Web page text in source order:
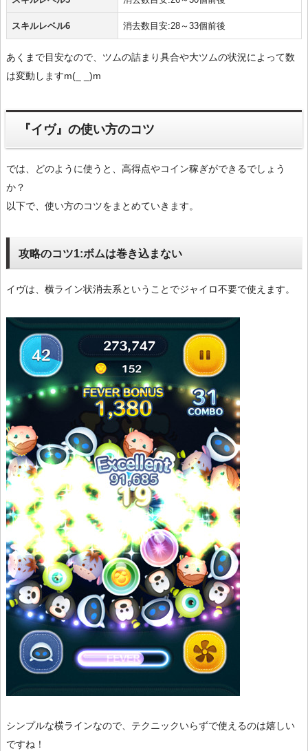
スキルレベル6 消去数目安:28～33個前後
あくまで目安なので、ツムの詰まり具合や大ツムの状況によって数
は変動しますm(_ _)m
『イヴ』の使い方のコツ
では、どのように使うと、高得点やコイン稼ぎができるでしょう
か？
以下で、使い方のコツをまとめていきます。
攻略のコツ1:ボムは巻き込まない
イヴは、横ライン状消去系ということでジャイロ不要で使えます。
シンプルな横ラインなので、テクニックいらずで使えるのは嬉しい
ですね！